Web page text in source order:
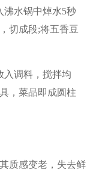
沸水锅中焯水5秒
切成段;将五香豆
入调料，搅拌均
，菜品即成圆柱
质感变老，失去鲜